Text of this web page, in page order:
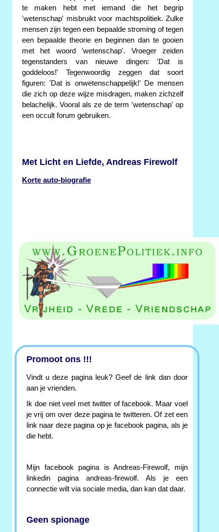
te maken hebt met iemand die het begrip
'wetenschap' misbruikt voor machtspolitiek. Zulke
mensen zijn tegen een bepaalde stroming of tegen
een bepaalde theorie en beginnen dan te gooien
met het woord 'wetenschap'. Vroeger zeiden
tegenstanders van nieuwe dingen: 'Dat is
goddeloos!' Tegenwoordig zeggen dat soort
figuren: 'Dat is onwetenschappelijk!' De mensen
die zich op deze wijze misdragen, maken zichzelf
belachelijk. Vooral als ze de term 'wetenschap' op
een occult forum gebruiken.
Met Licht en Liefde, Andreas Firewolf
Korte auto-biografie
Promoot ons !!!
Vindt u deze pagina leuk? Geef de link dan door
aan je vrienden.
Ik doe niet veel met twitter of facebook. Maar voel
je vrij om over deze pagina te twitteren. Of zet een
link naar deze pagina op je facebook pagina, als je
die hebt.
Mijn facebook pagina is Andreas-Firewolf, mijn
linkedin pagina andreas-firewolf. Als je een
connectie wilt via sociale media, dan kan dat daar.
Geen spionage